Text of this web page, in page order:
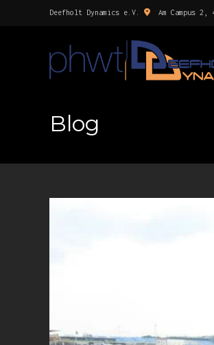
Deefholt Dynamics e.V. Am Campus 2,
Blog